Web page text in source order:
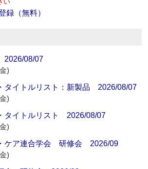
い
録（無料）
08/07
)
タイトルリスト：新製品 2026/08/07
)
タイトルリスト 2026/08/07
)
ケア連合学会 研修会 2026/09
)